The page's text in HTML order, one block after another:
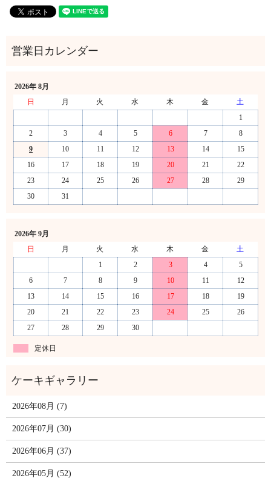
2026年 8月
日
月 火 水 木 金
土
1
2
3 4 5 6 7
8
9
10 11 12 13 14
15
16
17 18 19 20 21
22
23
24 25 26 27 28
29
30
31
2026年 9月
日
月 火 水 木 金
土
1
2 3 4
5
6
7 8 9 10 11
12
13
14 15 16 17 18
19
20
21 22 23 24 25
26
27
28 29 30
定休日
2026年08月 (7)
2026年07月 (30)
2026年06月 (37)
2026年05月 (52)